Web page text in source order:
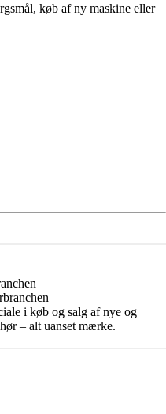
køb af ny maskine eller
i køb og salg af nye og
– alt uanset mærke.